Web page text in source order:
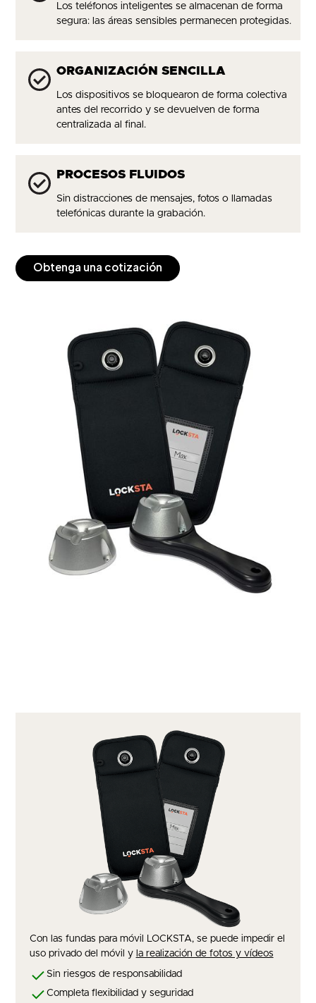
Los teléfonos inteligentes se almacenan de forma
segura: las áreas sensibles permanecen protegidas.
ORGANIZACIÓN SENCILLA
Los dispositivos se bloquearon de forma colectiva
antes del recorrido y se devuelven de forma
centralizada al final.
PROCESOS FLUIDOS
Sin distracciones de mensajes, fotos o llamadas
telefónicas durante la grabación.
Obtenga una cotización
Con las fundas para móvil LOCKSTA, se puede impedir el
uso privado del móvil y la realización de fotos y vídeos
Sin riesgos de responsabilidad
Completa flexibilidad y seguridad